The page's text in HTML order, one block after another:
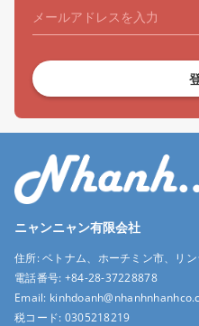
ニャンニャン有限会社
住所:ベトナム、ホーチミン市、リ
電話番号: +84-28-37228878
Email:
税コード: 0305218219